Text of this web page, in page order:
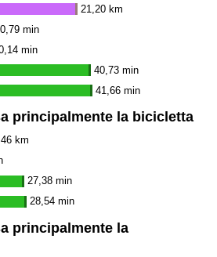
21,20 km
0,79 min
min
40,73 min
41,66 min
principalmente la bicicletta
km
27,38 min
28,54 min
principalmente la